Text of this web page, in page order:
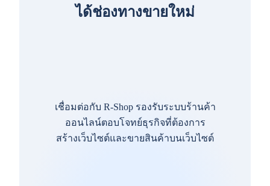
ได้ช่องทางขายใหม่
เชื่อมต่อกับ R-Shop รองรับระบบร้านค้า
ออนไลน์ตอบโจทย์ธุรกิจที่ต้องการ
สร้างเว็บไซต์และขายสินค้าบนเว็บไซต์